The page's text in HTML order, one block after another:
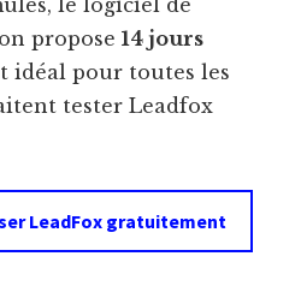
propose14 jours
idéal pour toutes les
tester Leadfox
LeadFox gratuitement